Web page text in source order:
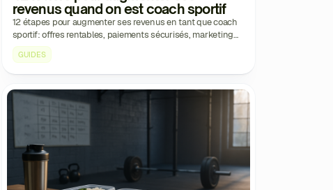
revenus quand on est coach sportif
12 étapes pour augmenter ses revenus en tant que coach
sportif: offres rentables, paiements sécurisés, marketing
efficace et fidélisation mesurable et prouvée.
GUIDES